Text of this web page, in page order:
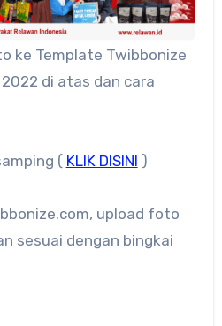
ke Template Twibbonize
2022 di atas dan cara
( KLIK DISINI )
upload foto
sesuai dengan bingkai